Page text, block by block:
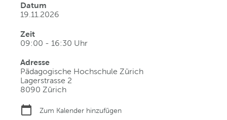
Datum
19.11.2026
Zeit
09:00 - 16:30 Uhr
Adresse
Pädagogische Hochschule Zürich
Lagerstrasse 2
8090 Zürich
Zum Kalender hinzufügen